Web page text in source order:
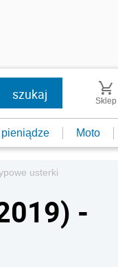
Sklep
Moto
usterki
-